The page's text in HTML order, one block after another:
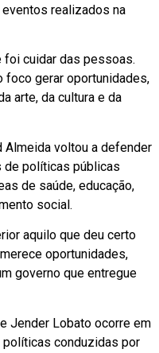
realizados na
foi cuidar das pessoas.
foco gerar oportunidades,
arte, da cultura e da
Almeida voltou a defender
de políticas públicas
de saúde, educação,
social.
aquilo que deu certo
oportunidades,
governo que entregue
Jender Lobato ocorre em
conduzidas por